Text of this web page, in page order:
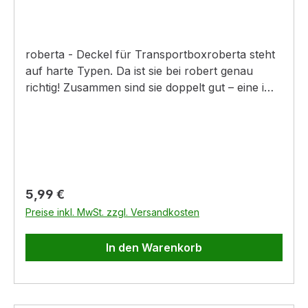
roberta - Deckel für Transportboxroberta steht
auf harte Typen. Da ist sie bei robert genau
richtig! Zusammen sind sie doppelt gut – eine im
Regulärer Preis:
5,99 €
Preise inkl. MwSt. zzgl. Versandkosten
In den Warenkorb